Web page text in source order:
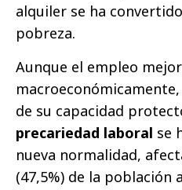
alquiler se ha
pobreza.
Aunque el empleo
de su capacidad
precariedad laboral se
nueva normalidad,
(47,5%) de la población